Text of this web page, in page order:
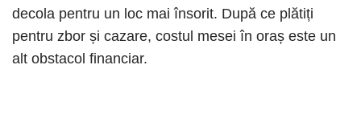
decola pentru un loc mai însorit. După ce plătiți
pentru zbor și cazare, costul mesei în oraș este un
alt obstacol financiar.